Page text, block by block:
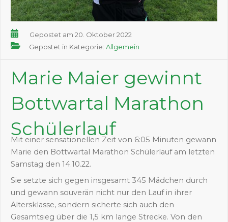
Gepostet am 20. Oktober 2022
Gepostet in Kategorie: Allgemein
Marie Maier gewinnt
Bottwartal Marathon
Schülerlauf
Mit einer sensationellen Zeit von 6:05 Minuten gewann
Marie den Bottwartal Marathon Schülerlauf am letzten
Samstag den 14.10.22.
Sie setzte sich gegen insgesamt 345 Mädchen durch
und gewann souverän nicht nur den Lauf in ihrer
Altersklasse, sondern sicherte sich auch den
Gesamtsieg über die 1,5 km lange Strecke. Von den